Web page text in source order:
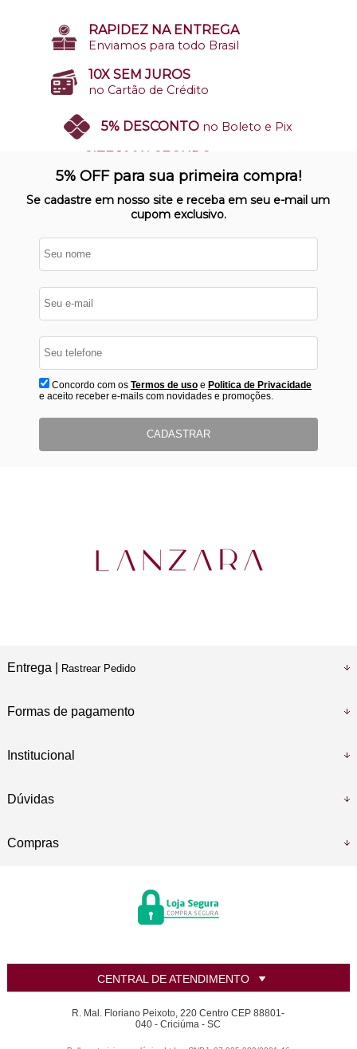
RAPIDEZ NA ENTREGA
Enviamos para todo Brasil
10X SEM JUROS
no Cartão de Crédito
5% DESCONTO no Boleto e Pix
Nosso site opera em ambiente
protegido
5% OFF para sua primeira compra!
Se cadastre em nosso site e receba em seu e-mail um
cupom exclusivo.
Concordo com os Termos de usoe Politica de Privacidade
e aceito receber e-mails com novidades e promoções.
CADASTRAR
Entrega | Rastrear Pedido
Formas de pagamento
Institucional
Dúvidas
Compras
CENTRAL DE ATENDIMENTO
R. Mal. Floriano Peixoto, 220 Centro CEP 88801-
040 - Criciúma - SC